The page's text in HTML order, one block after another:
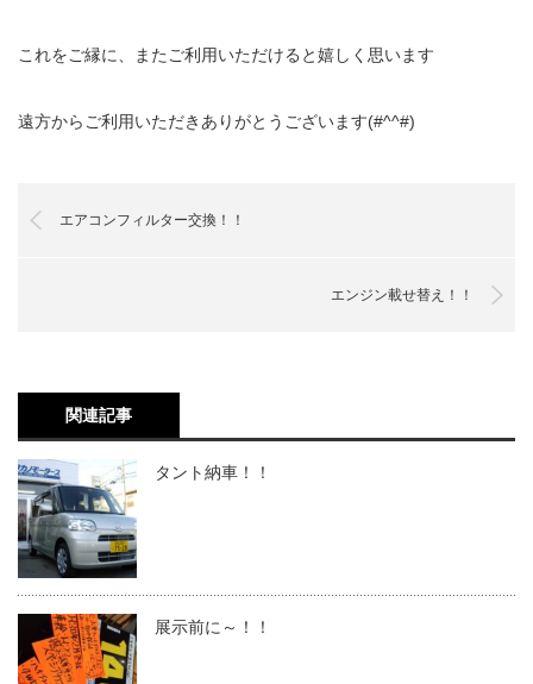
これをご縁に、またご利用いただけると嬉しく思います
遠方からご利用いただきありがとうございます(#^^#)
エアコンフィルター交換！！
エンジン載せ替え！！
関連記事
タント納車！！
展示前に～！！